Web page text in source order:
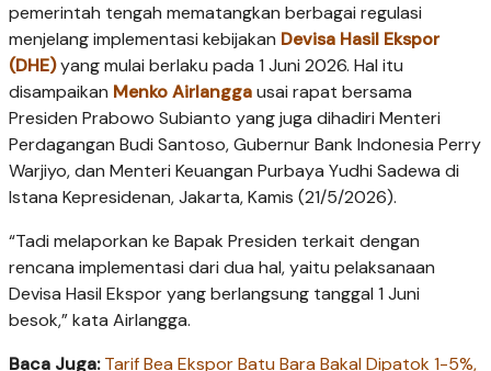
pemerintah tengah mematangkan berbagai regulasi
menjelang implementasi kebijakan Devisa Hasil Ekspor
(DHE)yang mulai berlaku pada 1 Juni 2026. Hal itu
disampaikan Menko Airlanggausai rapat bersama
Presiden Prabowo Subianto yang juga dihadiri Menteri
Perdagangan Budi Santoso, Gubernur Bank Indonesia Perry
Warjiyo, dan Menteri Keuangan Purbaya Yudhi Sadewa di
Istana Kepresidenan, Jakarta, Kamis (21/5/2026).
“Tadi melaporkan ke Bapak Presiden terkait dengan
rencana implementasi dari dua hal, yaitu pelaksanaan
Devisa Hasil Ekspor yang berlangsung tanggal 1 Juni
besok,” kata Airlangga.
Baca Juga: Tarif Bea Ekspor Batu Bara Bakal Dipatok 1-5%,